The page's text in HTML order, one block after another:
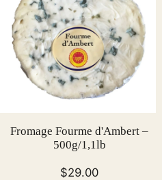
Fromage Fourme d'Ambert –
500g/1,1lb
$29.00